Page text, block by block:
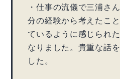
・仕事の流儀で三浦さ
分の経験から考えたこ
ているように感じられ
なりました。貴重な話
した。